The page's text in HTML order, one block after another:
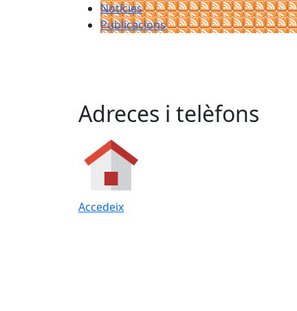
Notícies
Publicacions
Adreces i telèfons
Accedeix